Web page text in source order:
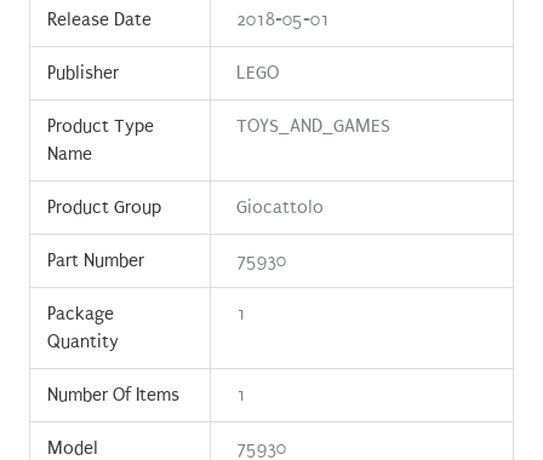
Release Date 2018-05-01
Publisher LEGO
Product Type
Name
TOYS_AND_GAMES
Product Group Giocattolo
Part Number 75930
Package
Quantity
1
Number Of Items 1
Model 75930